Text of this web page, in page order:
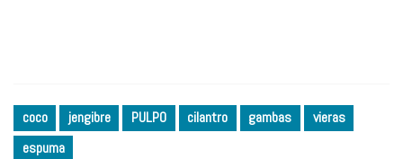
coco jengibre PULPO cilantro gambas
vieras
espuma